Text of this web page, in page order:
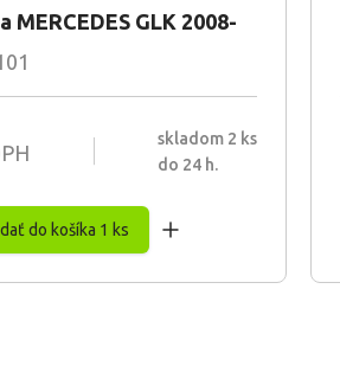
MERCEDES GLK 2008-
skladom 2 ks
do 24 h.
do košíka 1 ks